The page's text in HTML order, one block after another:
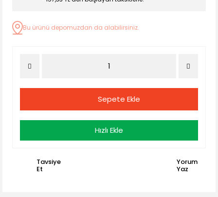
Bu ürünü depomuzdan da alabilirsiniz.
Sepete Ekle
Hızlı Ekle
Tavsiye
Et
Yorum
Yaz